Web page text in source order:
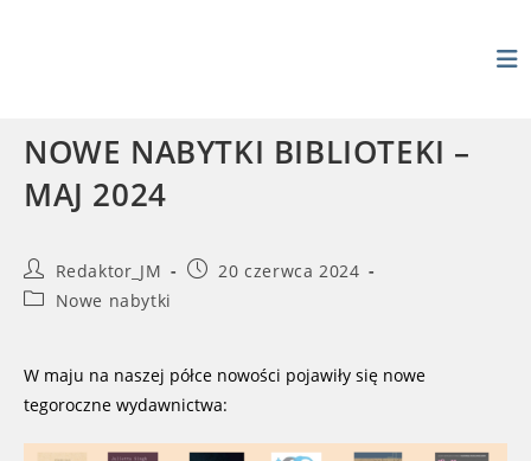
NOWE NABYTKI BIBLIOTEKI –
MAJ 2024
Post
author:
Redaktor_JM
Post20 czerwca 2024
PostNowe nabytki
W maju na naszej półce nowości pojawiły się nowe
tegoroczne wydawnictwa: